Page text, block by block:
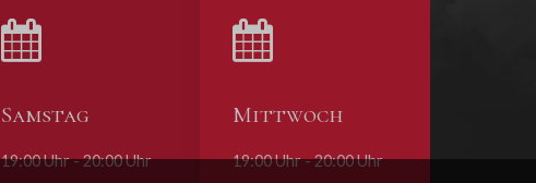
Samstag
19:00 Uhr - 20:00 Uhr
Mittwoch
19:00 Uhr - 20:00 Uhr